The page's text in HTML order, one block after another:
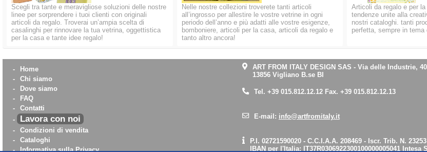
Scegli tra tante e meravigliose soluzioni delle nostre
linee per sorprendere i tuoi clienti con originali
articoli da regalo. Troverai un’ampia scelta di
casalinghi per rinnovare la tua vetrina, oggettistica
per la casa e tante idee regalo!
Nelle nostre collezioni troverete tanti articoli
all’ingrosso per allestire le vostre vetrine in ogni
periodo dell’anno e più adatti alle vostre esigenze,
bomboniere, articoli per la casa, articoli da regalo e
tanto altro ancora!
Articoli da regalo e per
tendenze unite alla
nostri cataloghi. tanti
perfetta, sempre in
-
Home
-
Chi siamo
-
Dove siamo
-
FAQ
-
Contatti
-
Lavora con noi
-
Condizioni di vendita
-
Cataloghi
- Informativa sulla Privacy
ART FROM ITALY DESIGN SAS - Via delle Industrie, 40
13856 Vigliano B.se BI
Tel. +39 015.812.12.12Fax. +39 015.812.12.13
E-mail: info@artfromitaly.it
P.I. 02721590020 - C.C.I.A.A. 208469 - Iscr. Trib. N. 23253
IBAN per l'Italia: IT37R0306922300100000005041 Intesa